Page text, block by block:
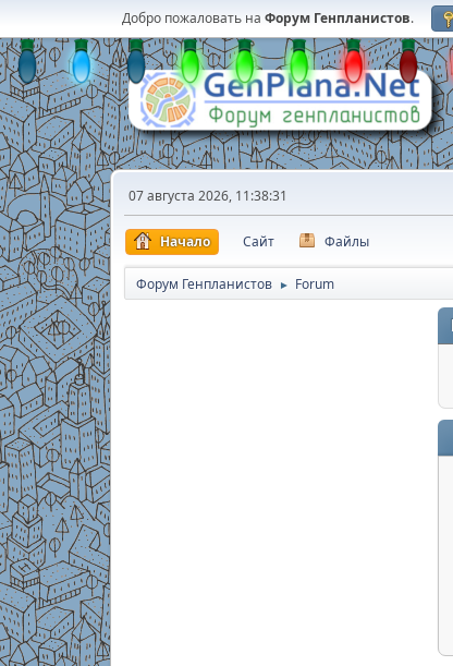
Добро пожаловать на Форум Генпланистов.
07 августа 2026, 11:38:31
Начало Сайт Файлы
Форум Генпланистов ► Forum